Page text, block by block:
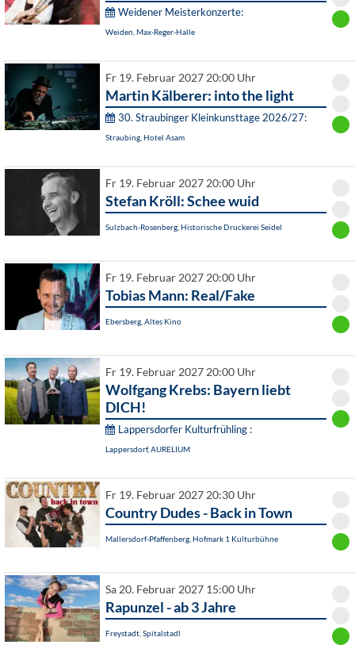
Weidener Meisterkonzerte:
Weiden, Max-Reger-Halle
Fr 19. Februar 2027 20:00 Uhr
Martin Kälberer: into the light
30. Straubinger Kleinkunsttage 2026/27:
Straubing, Hotel Asam
Fr 19. Februar 2027 20:00 Uhr
Stefan Kröll: Schee wuid
Sulzbach-Rosenberg, Historische Druckerei Seidel
Fr 19. Februar 2027 20:00 Uhr
Tobias Mann: Real/Fake
Ebersberg, Altes Kino
Fr 19. Februar 2027 20:00 Uhr
Wolfgang Krebs: Bayern liebt
DICH!
Lappersdorfer Kulturfrühling :
Lappersdorf, AURELIUM
Fr 19. Februar 2027 20:30 Uhr
Country Dudes - Back in Town
Mallersdorf-Pfaffenberg, Hofmark 1 Kulturbühne
Sa 20. Februar 2027 15:00 Uhr
Rapunzel - ab 3 Jahre
Freystadt, Spitalstadl